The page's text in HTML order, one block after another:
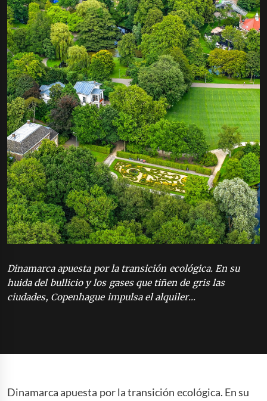
Dinamarca apuesta por la transición ecológica. En su
huida del bullicio y los gases que tiñen de gris las
ciudades, Copenhague impulsa el alquiler…
Dinamarca apuesta por la transición ecológica. En su